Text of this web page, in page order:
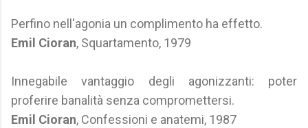
Perfino nell'agonia un complimento ha effetto.
Emil Cioran, Squartamento, 1979
Innegabile vantaggio degli agonizzanti: poter
proferire banalità senza compromettersi.
Emil Cioran, Confessioni e anatemi, 1987